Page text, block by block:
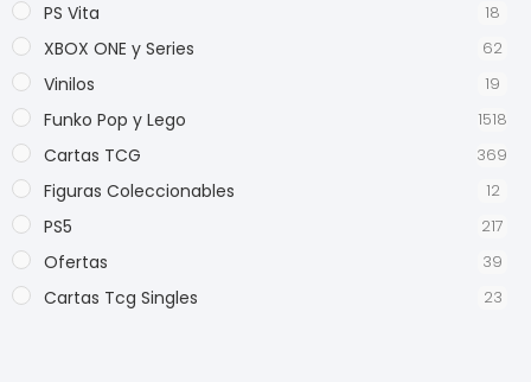
PS Vita 18
XBOX ONE y Series 62
Vinilos 19
Funko Pop y Lego 1518
Cartas TCG 369
Figuras Coleccionables 12
PS5 217
Ofertas 39
Cartas Tcg Singles 23